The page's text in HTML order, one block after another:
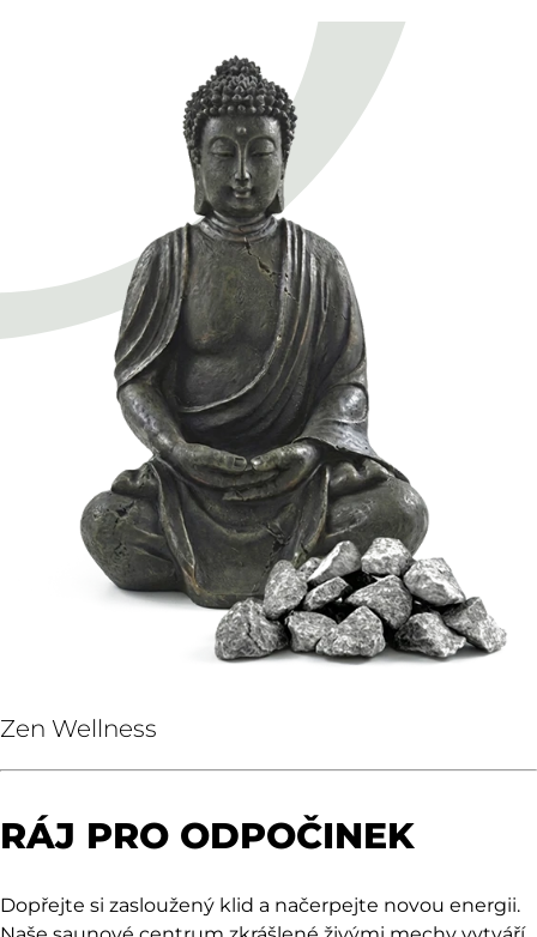
Zen Wellness
RÁJ PRO ODPOČINEK
Dopřejte si zasloužený klid a načerpejte novou energii.